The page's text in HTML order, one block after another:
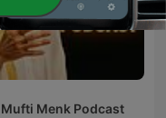
Mufti Menk Podcast